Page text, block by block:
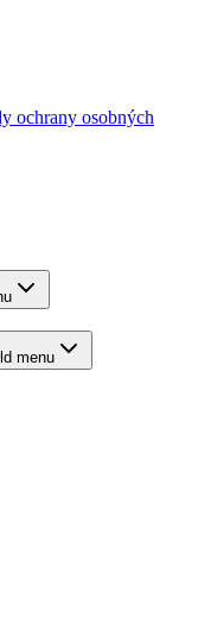
ochrany osobných
menu